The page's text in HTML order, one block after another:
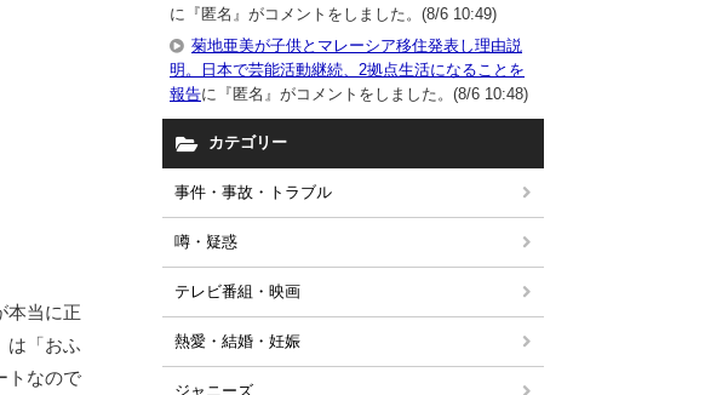
本当に正
は「おふ
トなので
に『匿名』がコメントをしました。(8/6 10:49)
菊地亜美が子供とマレーシア移住発表し理由説
明。日本で芸能活動継続、2拠点生活になることを
報告に『匿名』がコメントをしました。(8/6 10:48)
カテゴリー
事件・事故・トラブル
噂・疑惑
テレビ番組・映画
熱愛・結婚・妊娠
ジャニーズ